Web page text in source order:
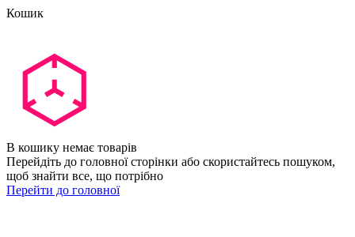
Кошик
В кошику немає товарів
Перейдіть до головної сторінки або скористайтесь пошуком,
щоб знайти все, що потрібно
Перейти до головної